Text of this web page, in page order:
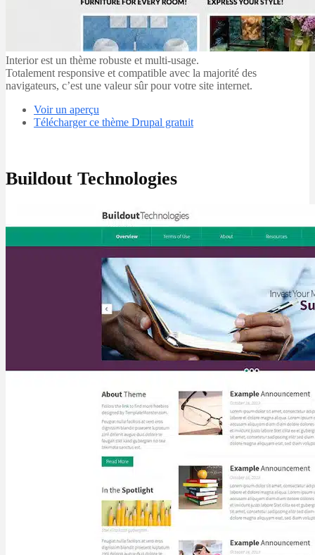
Interior est un thème robuste et multi-usage.
Totalement responsive et compatible avec la majorité des
navigateurs, c’est une valeur sûr pour votre site internet.
Voir un aperçu
Télécharger ce thème Drupal gratuit
Buildout Technologies